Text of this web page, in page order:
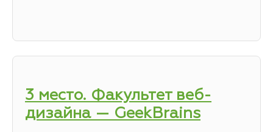
3 место. Факультет веб-
дизайна — GeekBrains